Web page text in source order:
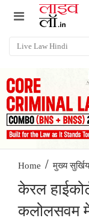
Home / मुख्य
केरल
कलोलसवम में